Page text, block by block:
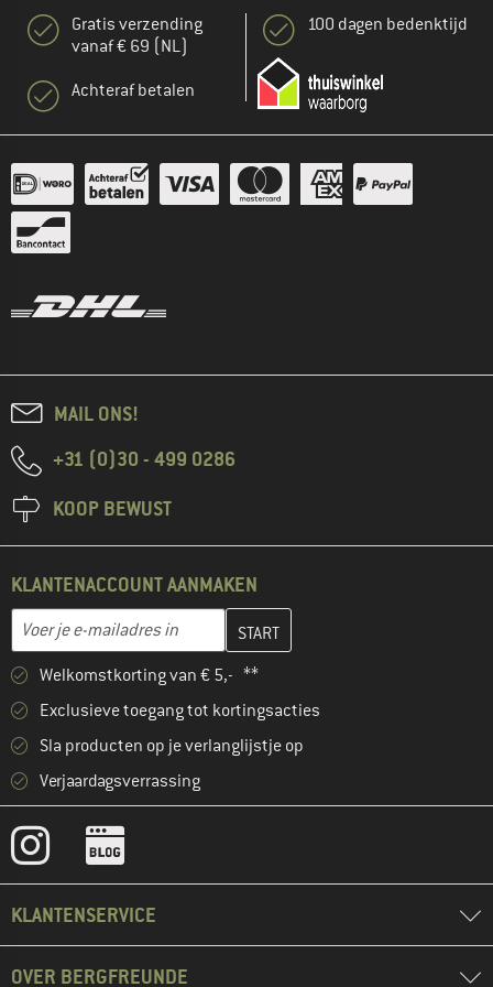
Gratis verzending
vanaf € 69 (NL)
Achteraf betalen
100 dagen bedenktijd
MAIL ONS!
+31 (0)30 - 499 0286
KOOP BEWUST
KLANTENACCOUNT AANMAKEN
E-mailadres
Vul je e-mailadres hier in en maak in de volgende stap je
Welkomstkorting van € 5,- **
Exclusieve toegang tot kortingsacties
Sla producten op je verlanglijstje op
Verjaardagsverrassing
KLANTENSERVICE
OVER BERGFREUNDE